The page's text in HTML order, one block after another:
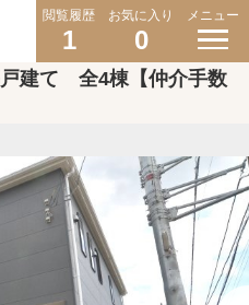
閲覧履歴
1
お気に入り
0
メニュー
建て 全4棟【仲介手数